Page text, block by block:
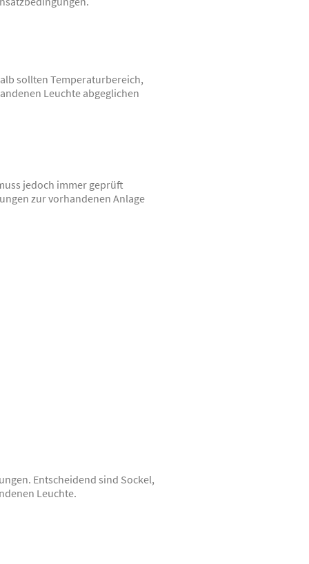
sollten Temperaturbereich,
Leuchte abgeglichen
jedoch immer geprüft
zur vorhandenen Anlage
Entscheidend sind Sockel,
Leuchte.